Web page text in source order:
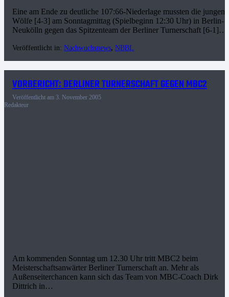
Eine am Ende zu deutliche 107:66-Niederlage mussten die jungen
Wölfe [4-3] am Sonntagmittag (Spielbeginn 12:30 Uhr) in Berlin-
Neukölln gegen das Spitzenteam der Berliner Turnerschaft [6-1]…
Veröffentlicht in: Nachwuchsnews, NBBL
VORBERICHT: BERLINER TURNERSCHAFT GEGEN MBC2
Veröffentlicht am 3. November 2005
Redakteur
Am kommenden Sonntag um 12.30 Uhr tritt MBC2 beim
Meisterschaftsanwärter Berliner Turnerschaft an. Mehr als
Außenseiterchancen kann sich das Team von MBC-Coach Dirk
Dittrich in…